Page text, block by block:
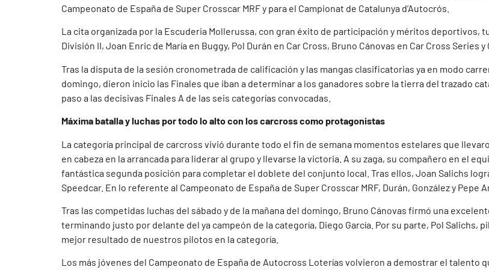
Campeonato de España de Super Crosscar MRF y para el Campionat de Catalunya d’Autocrós.
La cita organizada por la Escuderia Mollerussa, con gran éxito de participación y méritos deportivos,
División II, Joan Enric de María en Buggy, Pol Durán en Car Cross, Bruno Cánovas en Car Cross Series
Tras la disputa de la sesión cronometrada de calificación y las mangas clasificatorias ya en modo
domingo, dieron inicio las Finales que iban a determinar a los ganadores sobre la tierra del trazado
paso a las decisivas Finales A de las seis categorías convocadas.
Máxima batalla y luchas por todo lo alto con los carcross como protagonistas
La categoría principal de carcross vivió durante todo el fin de semana momentos estelares que
en cabeza en la arrancada para liderar al grupo y llevarse la victoria. A su zaga, su compañero en el
fantástica segunda posición para completar el doblete del conjunto local. Tras ellos, Joan Salichs
Speedcar. En lo referente al Campeonato de España de Super Crosscar MRF, Durán, González y
Tras las competidas luchas del sábado y de la mañana del domingo, Bruno Cánovas firmó una
terminando justo por delante del ya campeón de la categoría, Diego García. Por su parte, Pol Salichs,
mejor resultado de nuestros pilotos en la categoría.
Los más jóvenes del Campeonato de España de Autocross Loterías volvieron a demostrar el talento